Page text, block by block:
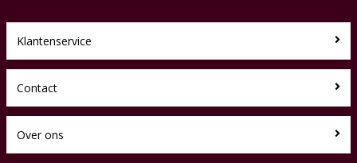
Klantenservice
Contact
Over ons